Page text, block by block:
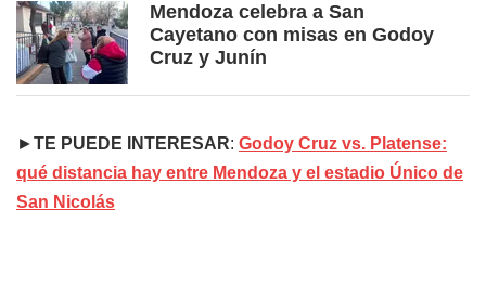
Mendoza celebra a San
Cayetano con misas en Godoy
Cruz y Junín
►TE PUEDE INTERESAR: Godoy Cruz vs. Platense:
qué distancia hay entre Mendoza y el estadio Único de
San Nicolás